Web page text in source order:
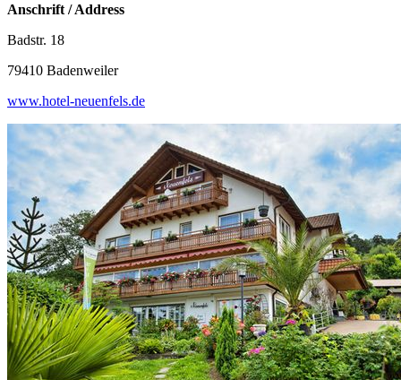
Anschrift / Address
Badstr. 18
79410 Badenweiler
www.hotel-neuenfels.de